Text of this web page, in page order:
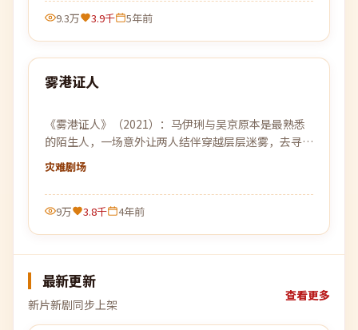
9.3万 3.9千 5年前
热门
雾港证人
《雾港证人》（2021）：马伊琍与吴京原本是最熟悉
的陌生人，一场意外让两人结伴穿越层层迷雾，去寻找
彼此的答案。
灾难剧场
9万 3.8千 4年前
最新更新
新片新剧同步上架
查看更多
99:14